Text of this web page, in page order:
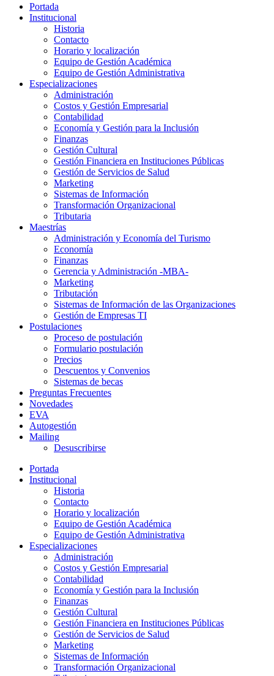
Portada
Institucional
Historia
Contacto
Horario y localización
Equipo de Gestión Académica
Equipo de Gestión Administrativa
Especializaciones
Administración
Costos y Gestión Empresarial
Contabilidad
Economía y Gestión para la Inclusión
Finanzas
Gestión Cultural
Gestión Financiera en Instituciones Públicas
Gestión de Servicios de Salud
Marketing
Sistemas de Información
Transformación Organizacional
Tributaria
Maestrías
Administración y Economía del Turismo
Economía
Finanzas
Gerencia y Administración -MBA-
Marketing
Tributación
Sistemas de Información de las Organizaciones
Gestión de Empresas TI
Postulaciones
Proceso de postulación
Formulario postulación
Precios
Descuentos y Convenios
Sistemas de becas
Preguntas Frecuentes
Novedades
EVA
Autogestión
Mailing
Desuscribirse
Portada
Institucional
Historia
Contacto
Horario y localización
Equipo de Gestión Académica
Equipo de Gestión Administrativa
Especializaciones
Administración
Costos y Gestión Empresarial
Contabilidad
Economía y Gestión para la Inclusión
Finanzas
Gestión Cultural
Gestión Financiera en Instituciones Públicas
Gestión de Servicios de Salud
Marketing
Sistemas de Información
Transformación Organizacional